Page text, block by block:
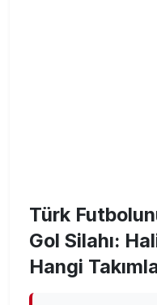
Türk
Gol Silahı:
Hangi